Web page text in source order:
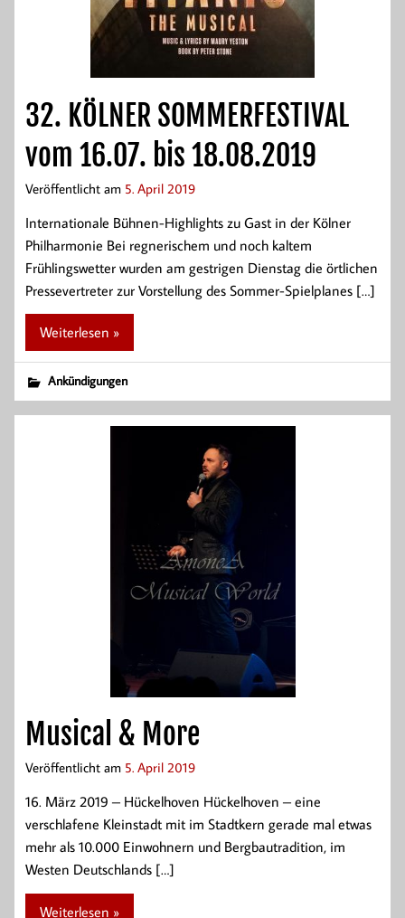
32. KÖLNER SOMMERFESTIVAL
vom 16.07. bis 18.08.2019
Veröffentlicht am 5. April 2019
Internationale Bühnen-Highlights zu Gast in der Kölner
Philharmonie Bei regnerischem und noch kaltem
Frühlingswetter wurden am gestrigen Dienstag die örtlichen
Pressevertreter zur Vorstellung des Sommer-Spielplanes […]
Weiterlesen »
Ankündigungen
Musical & More
Veröffentlicht am 5. April 2019
16. März 2019 – Hückelhoven Hückelhoven – eine
verschlafene Kleinstadt mit im Stadtkern gerade mal etwas
mehr als 10.000 Einwohnern und Bergbautradition, im
Westen Deutschlands […]
Weiterlesen »